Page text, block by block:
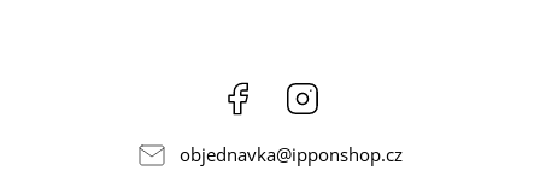
Facebook
objednavka@ipponshop.cz